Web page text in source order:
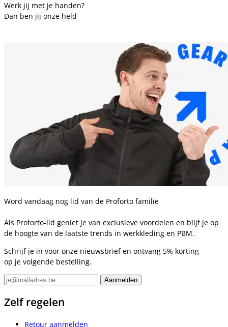
Werk jij met je handen?
Dan ben jij onze held
Word vandaag nog lid van de Proforto familie
Als Proforto-lid geniet je van exclusieve voordelen en blijf je op
de hoogte van de laatste trends in werkkleding en PBM.
Schrijf je in voor onze nieuwsbrief en ontvang 5% korting
op je volgende bestelling.
Zelf regelen
Retour aanmelden